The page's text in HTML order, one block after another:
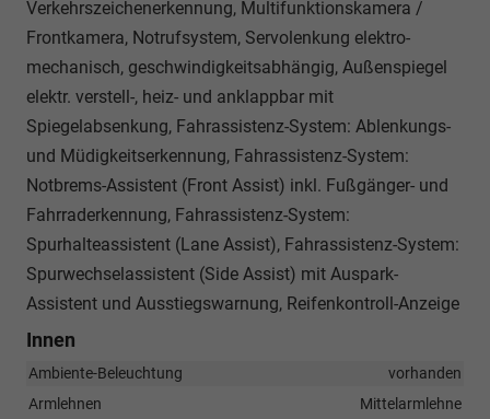
Verkehrszeichenerkennung, Multifunktionskamera /
Frontkamera, Notrufsystem, Servolenkung elektro-
mechanisch, geschwindigkeitsabhängig, Außenspiegel
elektr. verstell-, heiz- und anklappbar mit
Spiegelabsenkung, Fahrassistenz-System: Ablenkungs-
und Müdigkeitserkennung, Fahrassistenz-System:
Notbrems-Assistent (Front Assist) inkl. Fußgänger- und
Fahrraderkennung, Fahrassistenz-System:
Spurhalteassistent (Lane Assist), Fahrassistenz-System:
Spurwechselassistent (Side Assist) mit Auspark-
Assistent und Ausstiegswarnung, Reifenkontroll-Anzeige
Innen
Ambiente-Beleuchtung
vorhanden
Armlehnen
Mittelarmlehne